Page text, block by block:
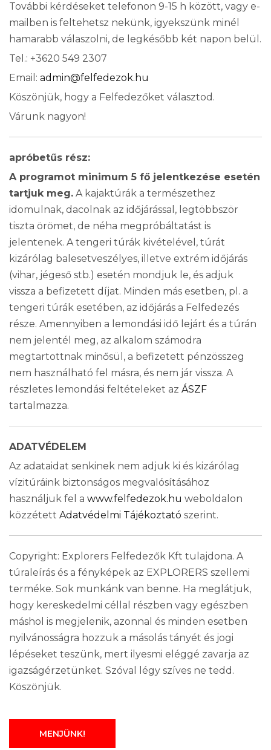
További kérdéseket telefonon 9-15 h között, vagy e-
mailben is feltehetsz nekünk, igyekszünk minél
hamarabb válaszolni, de legkésőbb két napon belül.
Tel.: +3620 549 2307
Email:admin@felfedezok.hu
Köszönjük, hogy a Felfedezőket választod.
Várunk nagyon!
apróbetűs rész:
A programot minimum 5 fő jelentkezése esetén
tartjuk meg. A kajaktúrák a természethez
idomulnak, dacolnak az időjárással, legtöbbször
tiszta örömet, de néha megpróbáltatást is
jelentenek. A tengeri túrák kivételével, túrát
kizárólag balesetveszélyes, illetve extrém időjárás
(vihar, jégeső stb.) esetén mondjuk le, és adjuk
vissza a befizetett díjat. Minden más esetben, pl. a
tengeri túrák esetében, az időjárás a Felfedezés
része. Amennyiben a lemondási idő lejárt és a túrán
nem jelentél meg, az alkalom számodra
megtartottnak minősül, a befizetett pénzösszeg
nem használható fel másra, és nem jár vissza. A
részletes lemondási feltételeket az ÁSZF
tartalmazza.
ADATVÉDELEM
Az adataidat senkinek nem adjuk ki és kizárólag
vízitúráink biztonságos megvalósításához
használjuk fel a www.felfedezok.hu weboldalon
közzétett Adatvédelmi Tájékoztató szerint.
Copyright: Explorers Felfedezők Kft tulajdona. A
túraleírás és a fényképek az EXPLORERS szellemi
terméke. Sok munkánk van benne. Ha meglátjuk,
hogy kereskedelmi céllal részben vagy egészben
máshol is megjelenik, azonnal és minden esetben
nyilvánosságra hozzuk a másolás tányét és jogi
lépéseket teszünk, mert ilyesmi eléggé zavarja az
igazságérzetünket. Szóval légy szíves ne tedd.
Köszönjük.
MENJÜNK!